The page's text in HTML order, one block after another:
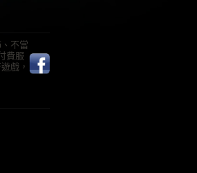
不當
費服
戲，